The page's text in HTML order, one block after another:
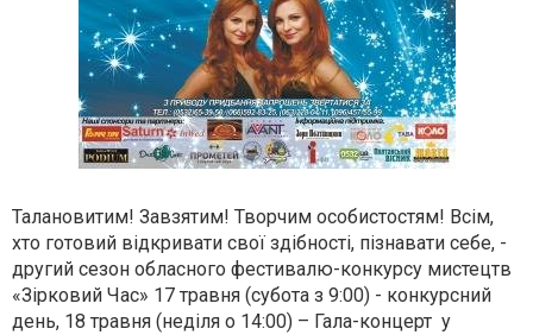
Талановитим! Завзятим! Творчим особистостям! Всім,
хто готовий відкривати свої здібності, пізнавати себе, -
другий сезон обласного фестивалю-конкурсу мистецтв
«Зірковий Час» 17 травня (субота з 9:00) - конкурсний
день, 18 травня (неділя о 14:00) – Гала-концерт у